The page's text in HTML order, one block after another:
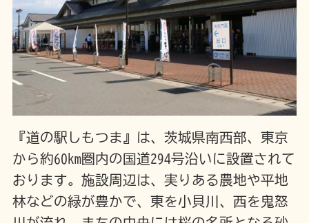
『道の駅しもつま』は、茨城県南西部、東京
から約60km圏内の国道294号沿いに設置されて
おります。施設周辺は、実りある農地や平地
林などの緑が豊かで、東を小貝川、西を鬼怒